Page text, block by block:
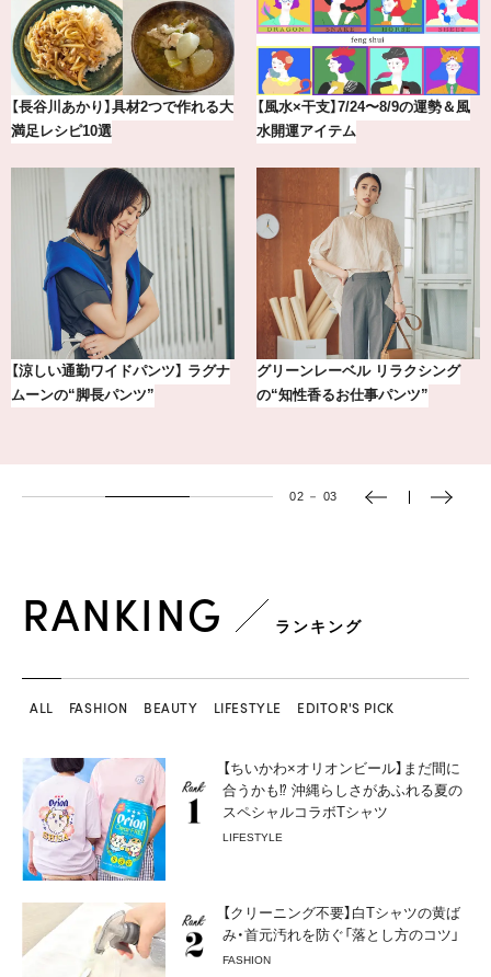
【長谷川あかり】具材2つで作れる大
満足レシピ10選
【風水×干支】7/24〜8/9の運勢＆風
水開運アイテム
【涼しい通勤ワイドパンツ】 ラグナ
ムーンの“脚長パンツ”
グリーンレーベル リラクシング
の“知性香るお仕事パンツ”
02 － 03
RANKING ランキング
ALL FASHION BEAUTY LIFESTYLE EDITOR'S PICK
【ちいかわ×オリオンビール】まだ間に
合うかも⁉︎ 沖縄らしさがあふれる夏の
スペシャルコラボTシャツ
LIFESTYLE
【クリーニング不要】白Tシャツの黄ば
み・首元汚れを防ぐ「落とし方のコツ」
FASHION